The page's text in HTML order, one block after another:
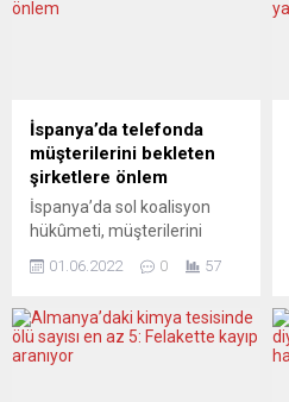
İspanya’da telefonda
müşterilerini bekleten
şirketlere önlem
İspanya’da sol koalisyon
hükûmeti, müşterilerini
tutan hizmet sektöründeki
kadar para cezası öngören
bir yasa tasarısı hazırladı.
01.06.2022 0 57